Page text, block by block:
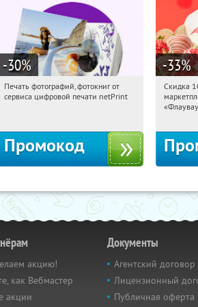
-30%
17:47:40 Получили:
Печать фотографий, фотокниг от
сервиса цифровой печати netPrint
Промокод
-33%
Россия
Скидка
акцию!
как Вебмастер
акции
Документы
Агентский договор
Лицензионный
Публичная оферта